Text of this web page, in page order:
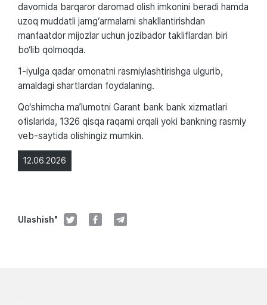
12.06.2026
Ulashish"
davomida barqaror daromad olish imkonini beradi hamda
uzoq muddatli jamg‘armalarni shakllantirishdan
manfaatdor mijozlar uchun jozibador takliflardan biri
bo‘lib qolmoqda.
1-iyulga qadar omonatni rasmiylashtirishga ulgurib,
amaldagi shartlardan foydalaning.
Qo‘shimcha ma’lumotni Garant bank bank xizmatlari
ofislarida, 1326 qisqa raqami orqali yoki bankning rasmiy
veb-saytida olishingiz mumkin.